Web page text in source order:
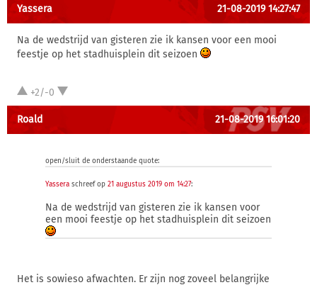
Yassera 21-08-2019 14:27:47
Na de wedstrijd van gisteren zie ik kansen voor een mooi
feestje op het stadhuisplein dit seizoen
+2/-0
Roald 21-08-2019 16:01:20
open/sluit de onderstaande quote:
Yassera schreef op 21 augustus 2019 om 14:27:
Na de wedstrijd van gisteren zie ik kansen voor
een mooi feestje op het stadhuisplein dit seizoen
Het is sowieso afwachten. Er zijn nog zoveel belangrijke